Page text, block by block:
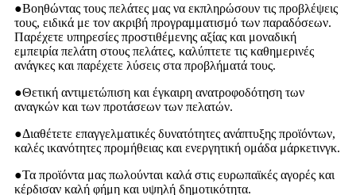
●Βοηθώντας τους πελάτες μας να εκπληρώσουν τις προβλέψεις
τους, ειδικά με τον ακριβή προγραμματισμό των παραδόσεων.
Παρέχετε υπηρεσίες προστιθέμενης αξίας και μοναδική
εμπειρία πελάτη στους πελάτες, καλύπτετε τις καθημερινές
ανάγκες και παρέχετε λύσεις στα προβλήματά τους.
●Θετική αντιμετώπιση και έγκαιρη ανατροφοδότηση των
αναγκών και των προτάσεων των πελατών.
●Διαθέτετε επαγγελματικές δυνατότητες ανάπτυξης προϊόντων,
καλές ικανότητες προμήθειας και ενεργητική ομάδα μάρκετινγκ.
●Τα προϊόντα μας πωλούνται καλά στις ευρωπαϊκές αγορές και
κέρδισαν καλή φήμη και υψηλή δημοτικότητα.